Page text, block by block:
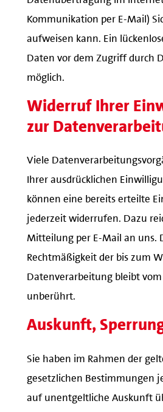
Kommunikation per E-Mail)
aufweisen kann. Ein
Daten vor dem Zugriff durch
möglich.
Widerruf Ihrer
zur
Viele
Ihrer ausdrücklichen
können eine bereits erteilte
jederzeit widerrufen. Dazu
Mitteilung per E-Mail an uns.
Rechtmäßigkeit der bis zum
Datenverarbeitung bleibt
unberührt.
Auskunft,
Sie haben im Rahmen der
gesetzlichen Bestimmungen
auf unentgeltliche Auskunft